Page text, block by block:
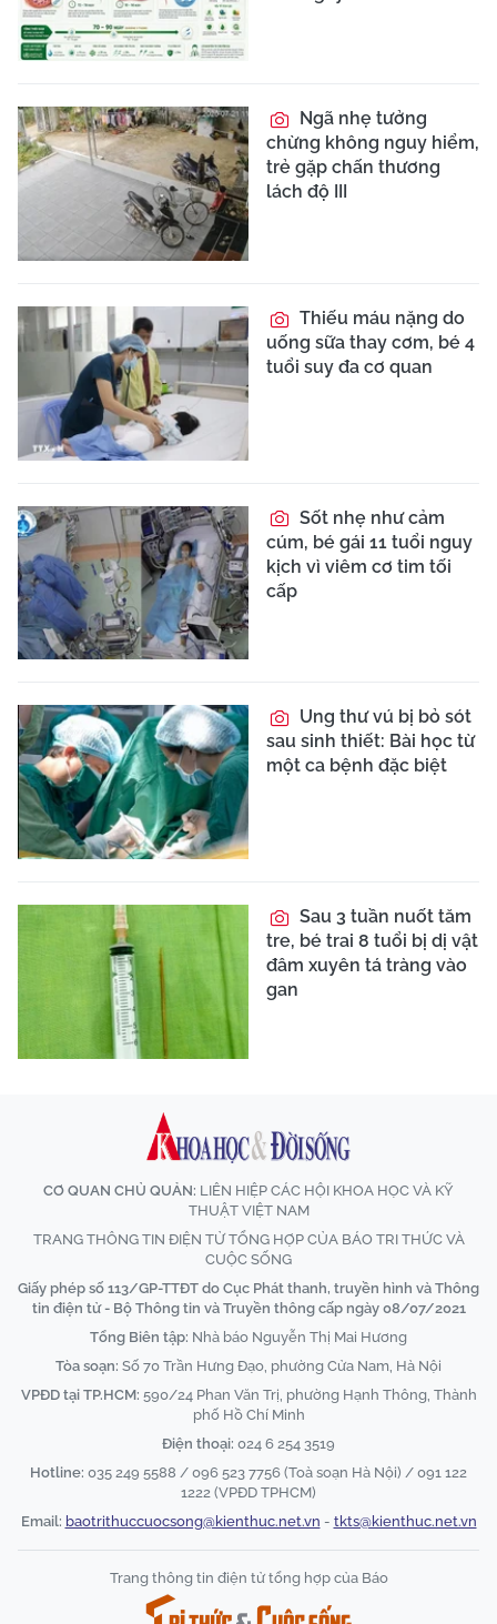
Ngã nhẹ tưởng
chừng không nguy hiểm,
trẻ gặp chấn thương
lách độ III
Thiếu máu nặng do
uống sữa thay cơm, bé 4
tuổi suy đa cơ quan
Sốt nhẹ như cảm
cúm, bé gái 11 tuổi nguy
kịch vì viêm cơ tim tối
cấp
Ung thư vú bị bỏ sót
sau sinh thiết: Bài học từ
một ca bệnh đặc biệt
Sau 3 tuần nuốt tăm
tre, bé trai 8 tuổi bị dị vật
đâm xuyên tá tràng vào
gan
CƠ QUAN CHỦ QUẢN: LIÊN HIỆP CÁC HỘI KHOA HỌC VÀ KỸ
THUẬT VIỆT NAM
TRANG THÔNG TIN ĐIỆN TỬ TỔNG HỢP CỦA BÁO TRI THỨC VÀ
CUỘC SỐNG
Giấy phép số 113/GP-TTĐT do Cục Phát thanh, truyền hình và Thông
tin điện tử - Bộ Thông tin và Truyền thông cấp ngày 08/07/2021
Tổng Biên tập: Nhà báo Nguyễn Thị Mai Hương
Tòa soạn: Số 70 Trần Hưng Đạo, phường Cửa Nam, Hà Nội
VPĐD tại TP.HCM: 590/24 Phan Văn Trị, phường Hạnh Thông, Thành
phố Hồ Chí Minh
Điện thoại: 024 6 254 3519
Hotline: 035 249 5588 / 096 523 7756 (Toà soạn Hà Nội) / 091 122
1222 (VPĐD TPHCM)
Email: baotrithuccuocsong@kienthuc.net.vn - tkts@kienthuc.net.vn
Trang thông tin điện tử tổng hợp của Báo